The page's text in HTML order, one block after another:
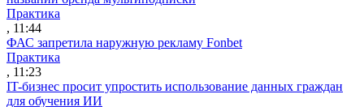
Практика
, 11:44
ФАС запретила наружную рекламу Fonbet
Практика
, 11:23
IT-бизнес просит упростить использование данных граждан
для обучения ИИ